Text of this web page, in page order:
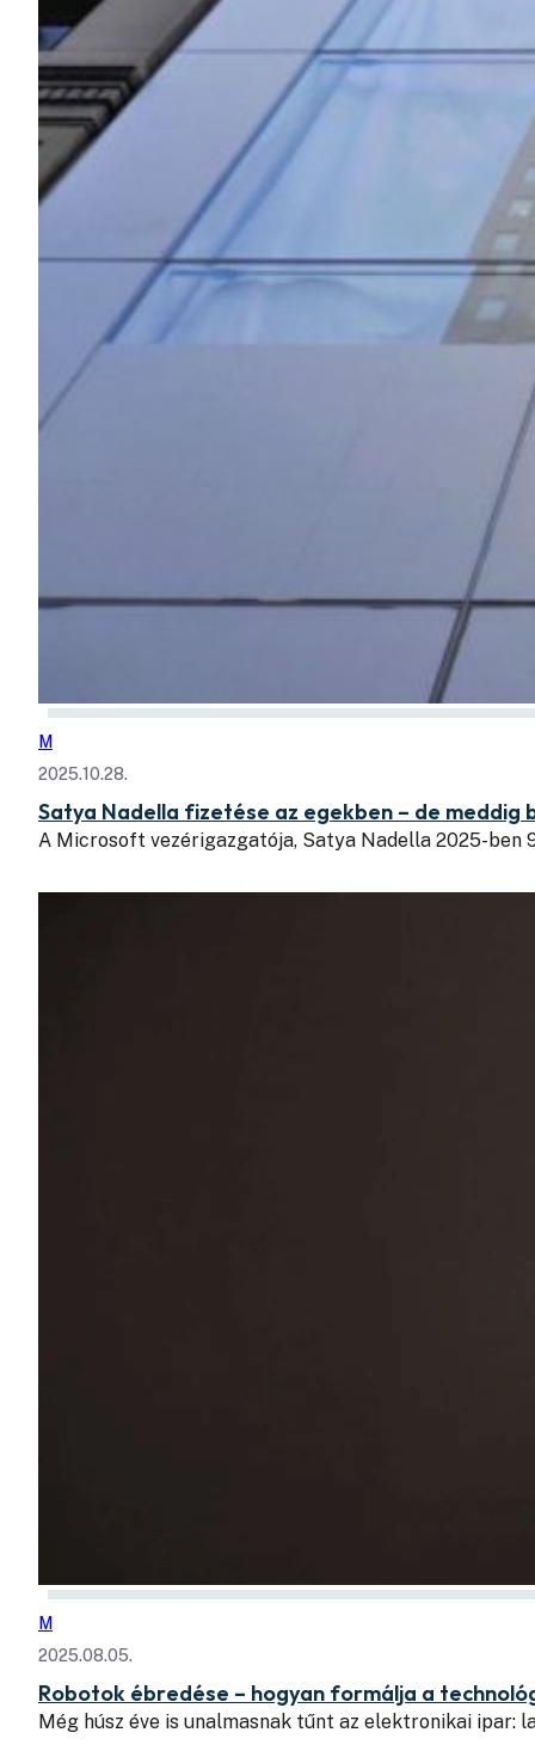
M
2025.10.28.
Satya Nadella fizetése az egekben – de
A Microsoft vezérigazgatója, Satya Nadella 2025-ben
M
2025.08.05.
Robotok ébredése – hogyan formálja a
Még húsz éve is unalmasnak tűnt az elektronikai ipar: